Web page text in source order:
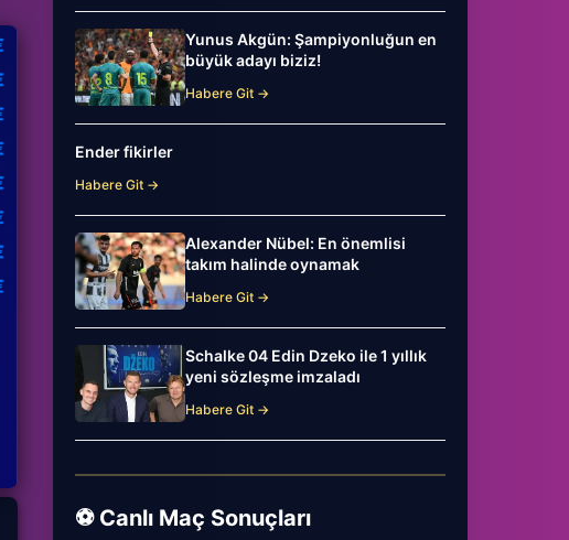
Yunus Akgün: Şampiyonluğun en
büyük adayı biziz!
Habere Git →
Ender fikirler
Habere Git →
Alexander Nübel: En önemlisi
takım halinde oynamak
Habere Git →
Schalke 04 Edin Dzeko ile 1 yıllık
yeni sözleşme imzaladı
Habere Git →
⚽ Canlı Maç Sonuçları